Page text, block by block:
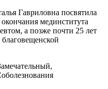
Гавриловна посвятила
мединститута
а позже почти 25 лет